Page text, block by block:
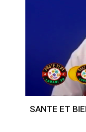
SANTE ET